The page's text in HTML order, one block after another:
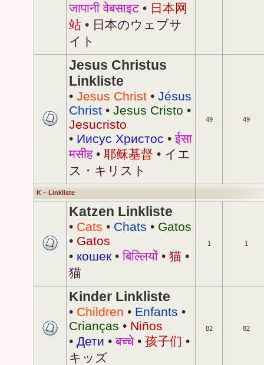
जापानी वेबसाइट• 日本网
站 • 日本のウェブサ
イト
Jesus Christus
Linkliste
• Jesus Christ • Jésus
Christ • Jesus Cristo •
Jesucristo
• Иисус Христос •ईसा
मसीह• 耶稣基督 • イエ
ス・キリスト
49 49
K – Linkliste
Katzen Linkliste
• Cats • Chats • Gatos
• Gatos
• кошек •बिल्लियों • 猫 •
猫
1 1
Kinder Linkliste
• Children • Enfants •
Crianças • Niños
• Дети •बच्चे• 孩子们 •
キッズ
82 82